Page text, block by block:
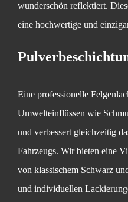
wunderschön reflektiert.
eine hochwertige und
Eine professionelle
Umwelteinflüssen wie
und verbessert gleichzeitig
Fahrzeugs. Wir bieten eine
von klassischem Schwarz
und individuellen